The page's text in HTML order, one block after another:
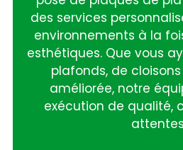
des services
environnements à la
esthétiques. Que vous
plafonds, de
améliorée, notre
exécution de qualité,